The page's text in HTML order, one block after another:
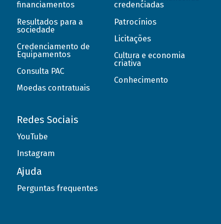
financiamentos
Resultados para a
sociedade
Credenciamento de
Equipamentos
Consulta PAC
Moedas contratuais
credenciadas
Patrocínios
Licitações
Cultura e economia
criativa
Conhecimento
Redes Sociais
YouTube
Instagram
Ajuda
Perguntas frequentes